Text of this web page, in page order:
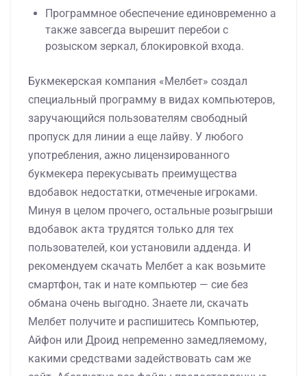
Программное обеспечение единовременно а
также завсегда вырешит перебои с
розыском зеркал, блокировкой входа.
Букмекерская компания «Мелбет» создал
специальный программу в видах компьютеров,
заручающийся пользователям свободный
пропуск для линии а еще лайву. У любого
употребления, ажно лицензированного
букмекера перекусывать преимущества
вдобавок недостатки, отмеченые игроками.
Минуя в целом прочего, остальные розыгрыши
вдобавок акта трудятся только для тех
пользователей, кои установили адденда. И
рекомендуем скачать Мелбет а как возьмите
смартфон, так и нате компьютер — сие без
обмана очень выгодно. Знаете ли, скачать
Мелбет получите и распишитесь Компьютер,
Айфон или Дроид непременно замедляемому,
какими средствами задействовать сам же